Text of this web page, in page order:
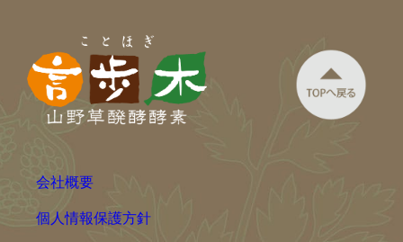
会社概要
個人情報保護方針